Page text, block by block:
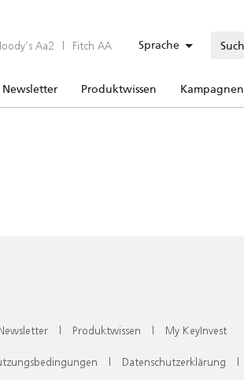
Aa2 | Fitch AA Sprache
Newsletter Produktwissen Kampagnen
| Produktwissen | My KeyInvest
| Datenschutzerklärung |